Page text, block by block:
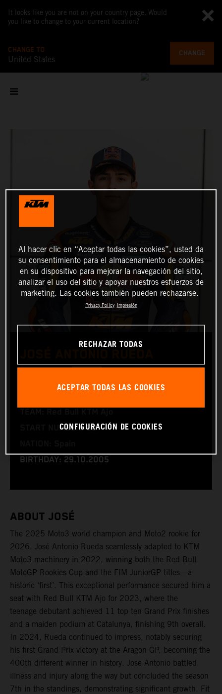
It looks like you are not on your country page. Would
you like to change to your current location?
CHANGE TO
United States
CHANGE
START NUMBER: 99
BIRTHDAY: 29.10.2005
ABOUT JOSÉ
The 2025 Moto3 world champion and Moto2 rookie for
2026. José Antonio Rueda seamlessly adapted to KTM
Moto3 machinery in 2022, winning both the Red Bull
MotoGP Rookies Cup and the FIM JuniorGP titles—a
historic ‘first’. This exceptional performance secured him a
seat with Red Bull KTM Ajo for 2023, where the
teenage debutant achieved 11 top ten Grand Prix finishes
and a maiden podium at Catalunya, finishing 9th overall.
In 2024, Rueda continued to impress, notably securing
his first Grand Prix victory at the Aragon GP, becoming the
400th different winner in history. Jose Antonio battled
illness and injury along the way but concluded the season
7th in the standings, demonstrating significant growth. Fit
Al hacer clic en “Aceptar todas las cookies”, usted da
su consentimiento para el almacenamiento de cookies
en su dispositivo para mejorar la navegación del sitio,
analizar el uso del sitio y apoyar nuestros esfuerzos de
marketing. Las cookies también pueden rechazarse.
Privacy Policy Impresión
RECHAZAR TODAS
ACEPTAR TODAS LAS COOKIES
CONFIGURACIÓN DE COOKIES